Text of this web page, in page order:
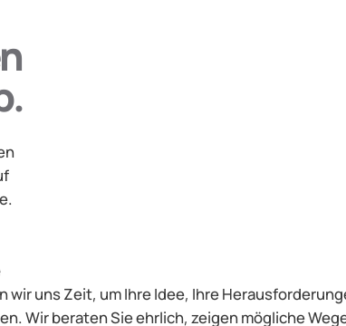
wir uns Zeit, um Ihre Idee, Ihre
Wir beraten Sie ehrlich, zeigen mögliche